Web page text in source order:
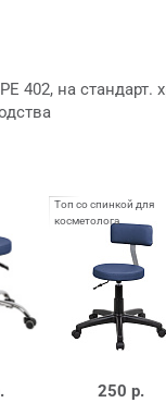
402, на
250 р.